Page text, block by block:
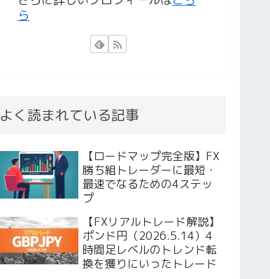
ら
よく読まれている記事
【ロードマップ完全版】FX
勝ち組トレーダーに最短・
最速でなるための4ステッ
プ
【FXリアルトレード解説】
ポンド円（2026.5.14）4
時間足レベルのトレンド転
換を獲りにいったトレード